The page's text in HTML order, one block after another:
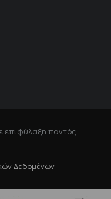
επιφύλαξη παντός
Δεδομένων